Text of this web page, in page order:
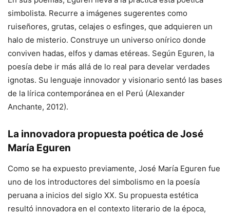
simbolista. Recurre a imágenes sugerentes como
ruiseñores, grutas, celajes o esfinges, que adquieren un
halo de misterio. Construye un universo onírico donde
conviven hadas, elfos y damas etéreas. Según Eguren, la
poesía debe ir más allá de lo real para develar verdades
ignotas. Su lenguaje innovador y visionario sentó las bases
de la lírica contemporánea en el Perú (Alexander
Anchante, 2012).
La innovadora propuesta poética de José
María Eguren
Como se ha expuesto previamente, José María Eguren fue
uno de los introductores del simbolismo en la poesía
peruana a inicios del siglo XX. Su propuesta estética
resultó innovadora en el contexto literario de la época,